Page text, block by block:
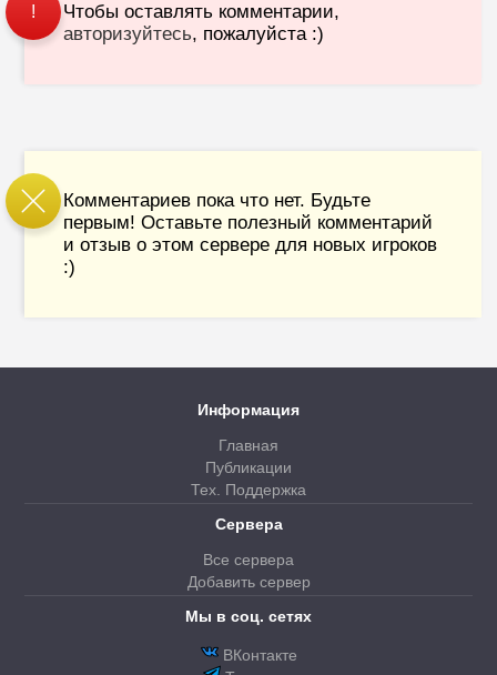
!
Чтобы оставлять комментарии,
авторизуйтесь, пожалуйста :)
Комментариев пока что нет. Будьте
первым! Оставьте полезный комментарий
и отзыв о этом сервере для новых игроков
:)
Информация
Главная
Публикации
Тех. Поддержка
Сервера
Все сервера
Добавить сервер
Мы в соц. сетях
ВКонтакте